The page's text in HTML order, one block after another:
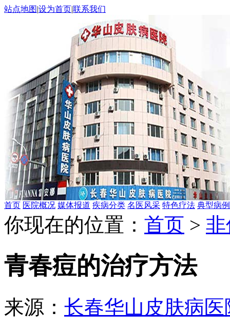
站点地图|设为首页|联系我们
首页 医院概况 媒体报道 疾病分类 名医风采 特色疗法 典型病例
你现在的位置： 首页 >
青春痘的治疗方法
来源： 长春华山皮肤病医